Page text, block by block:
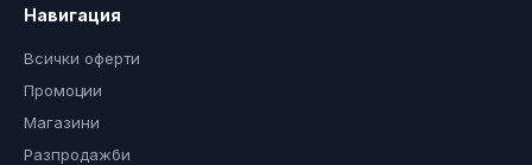
Навигация
Всички оферти
Промоции
Магазини
Разпродажби